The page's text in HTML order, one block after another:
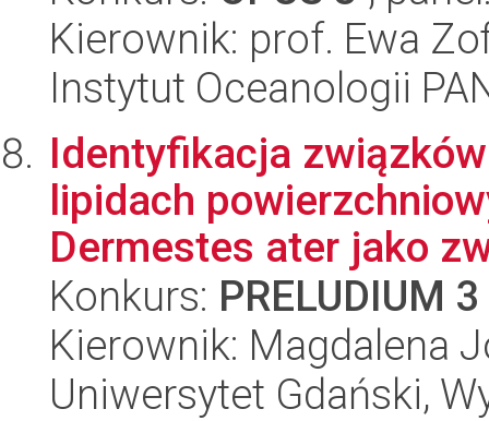
Kierownik: prof. Ewa
Instytut Oceanologii
Identyfikacja
lipidach
Dermestes ater jako
Konkurs: PRELUDIUM 3
Kierownik: Magdalena
Uniwersytet Gdański,